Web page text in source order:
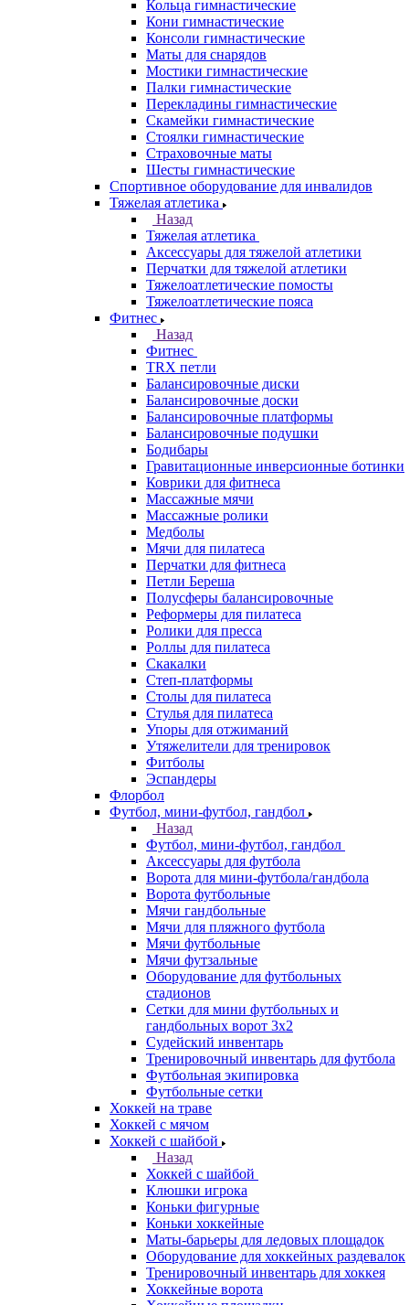
Кольца гимнастические
Кони гимнастические
Консоли гимнастические
Маты для снарядов
Мостики гимнастические
Палки гимнастические
Перекладины гимнастические
Скамейки гимнастические
Стоялки гимнастические
Страховочные маты
Шесты гимнастические
Спортивное оборудование для инвалидов
Тяжелая атлетика
Назад
Тяжелая атлетика
Аксессуары для тяжелой атлетики
Перчатки для тяжелой атлетики
Тяжелоатлетические помосты
Тяжелоатлетические пояса
Фитнес
Назад
Фитнес
TRX петли
Балансировочные диски
Балансировочные доски
Балансировочные платформы
Балансировочные подушки
Бодибары
Гравитационные инверсионные ботинки
Коврики для фитнеса
Массажные мячи
Массажные ролики
Медболы
Мячи для пилатеса
Перчатки для фитнеса
Петли Береша
Полусферы балансировочные
Реформеры для пилатеса
Ролики для пресса
Роллы для пилатеса
Скакалки
Степ-платформы
Столы для пилатеса
Стулья для пилатеса
Упоры для отжиманий
Утяжелители для тренировок
Фитболы
Эспандеры
Флорбол
Футбол, мини-футбол, гандбол
Назад
Футбол, мини-футбол, гандбол
Аксессуары для футбола
Ворота для мини-футбола/гандбола
Ворота футбольные
Мячи гандбольные
Мячи для пляжного футбола
Мячи футбольные
Мячи футзальные
Оборудование для футбольных
стадионов
Сетки для мини футбольных и
гандбольных ворот 3х2
Судейский инвентарь
Тренировочный инвентарь для футбола
Футбольная экипировка
Футбольные сетки
Хоккей на траве
Хоккей с мячом
Хоккей с шайбой
Назад
Хоккей с шайбой
Клюшки игрока
Коньки фигурные
Коньки хоккейные
Маты-барьеры для ледовых площадок
Оборудование для хоккейных раздевалок
Тренировочный инвентарь для хоккея
Хоккейные ворота